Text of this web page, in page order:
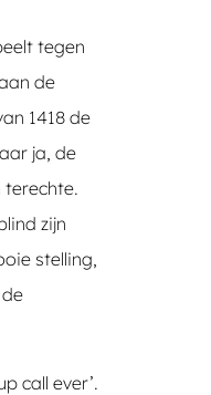
tegen
de
1418 de
ja, de
terechte.
zijn
stelling,
call ever’.